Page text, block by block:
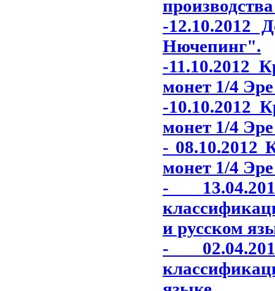
-12.10.2012
Нючепинг".
-11.10.2012
монет 1/4 Эре
-10.10.2012
монет 1/4 Эре
- 08.10.2012
монет 1/4 Эре
-
и русском
-